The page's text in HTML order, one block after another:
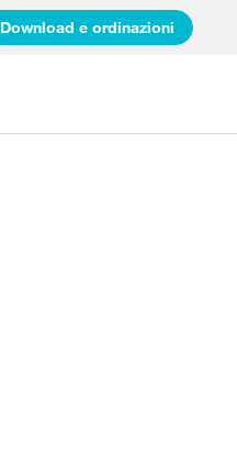
Download e ordinazioni